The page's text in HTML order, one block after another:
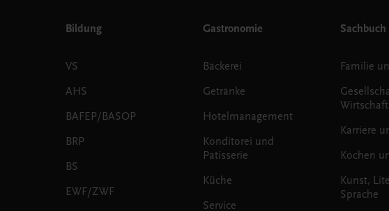
Bildung
VS
AHS
BAFEP/BASOP
BRP
BS
EWF/ZWF
Gastronomie
Bäckerei
Getränke
Hotelmanagement
Konditorei und
Patisserie
Küche
Service
Sachbuch
Familie
Wirtschaft
Karriere
Kochen
Kunst,
Sprache